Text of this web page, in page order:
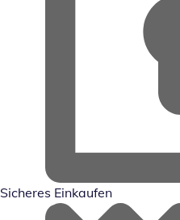
Sicheres Einkaufen